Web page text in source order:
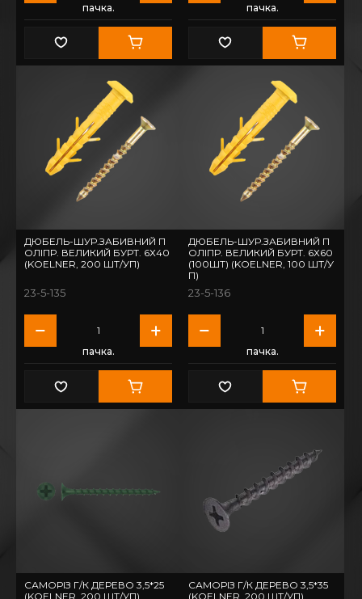
пачка. пачка.
ДЮБЕЛЬ-ШУР.ЗАБИВНИЙ П
ОЛІПР. ВЕЛИКИЙ БУРТ. 6Х40
(KOELNER, 200 ШТ/УП)
23-5-135
пачка.
ДЮБЕЛЬ-ШУР.ЗАБИВНИЙ П
ОЛІПР. ВЕЛИКИЙ БУРТ. 6Х60
(100ШТ) (KOELNER, 100 ШТ/У
П)
23-5-136
пачка.
САМОРІЗ Г/К ДЕРЕВО 3,5*25
(KOELNER, 200 ШТ/УП)
САМОРІЗ Г/К ДЕРЕВО 3,5*35
(KOELNER, 200 ШТ/УП)